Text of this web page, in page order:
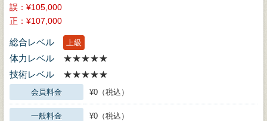
誤：¥105,000
正：¥107,000
総合レベル 上級
体力レベル
★★★★★
技術レベル
★★★★★
会員料金 ¥0（税込）
一般料金 ¥0（税込）